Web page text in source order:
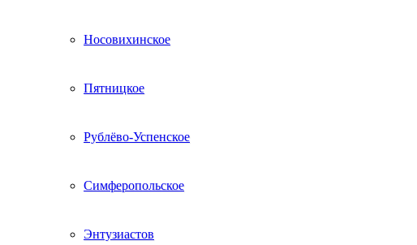
Носовихинское
Пятницкое
Рублёво-Успенское
Симферопольское
Энтузиастов